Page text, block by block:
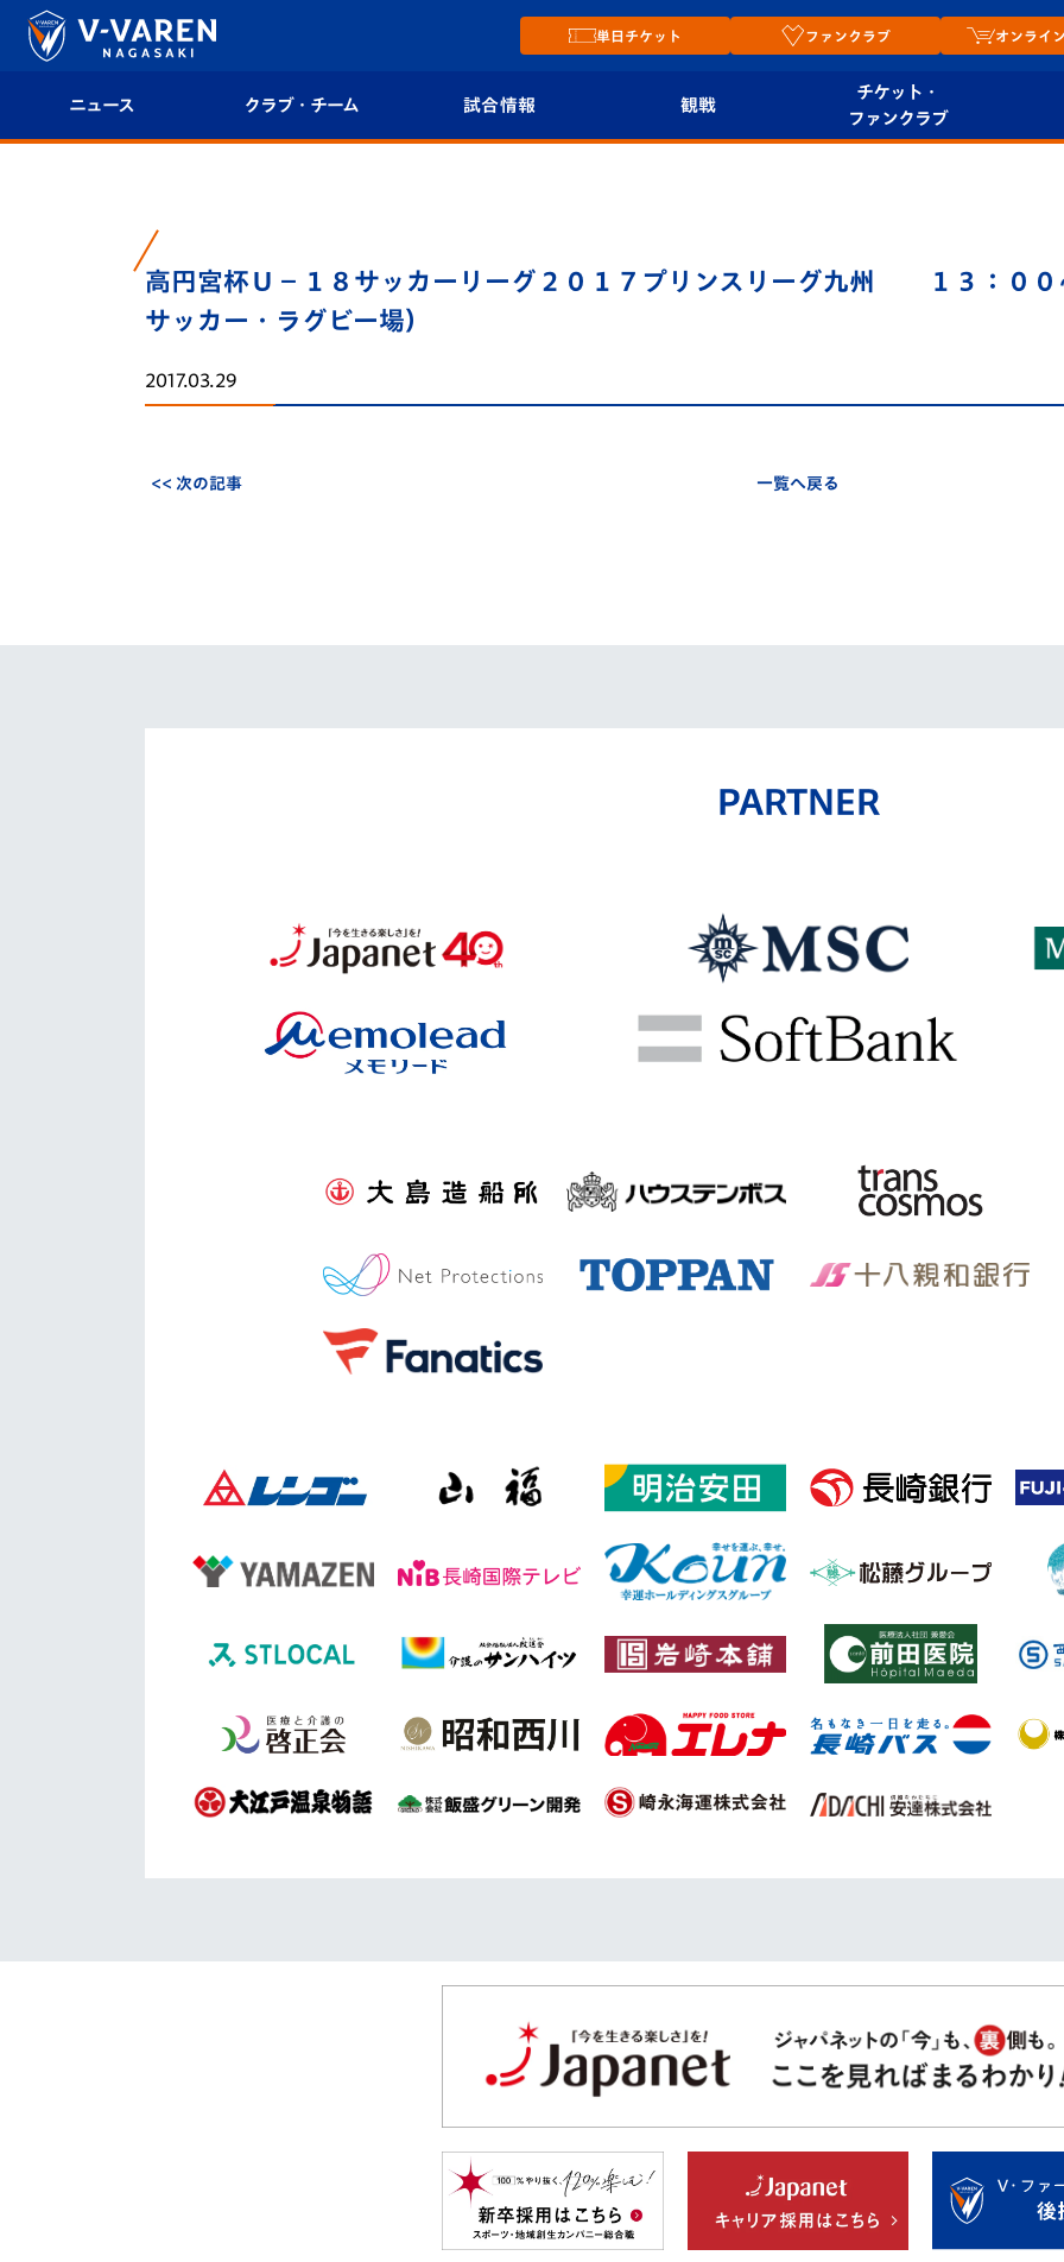
単日チケット ファンクラブ オンライン
ニュース クラブ・チーム
クラブ概要
選手プロフィール
スタッフプロフィール
試合情報
順位表
フォトギャラリー
観戦
セス
チケット・
ファンクラブ
プレイヤーズスイート
高円宮杯Ｕ－１８サッカーリーグ２０１７プリンスリーグ九州 １３：０
サッカー・ラグビー場）
2017.03.29
<< 次の記事 一覧へ戻る
PARTNER